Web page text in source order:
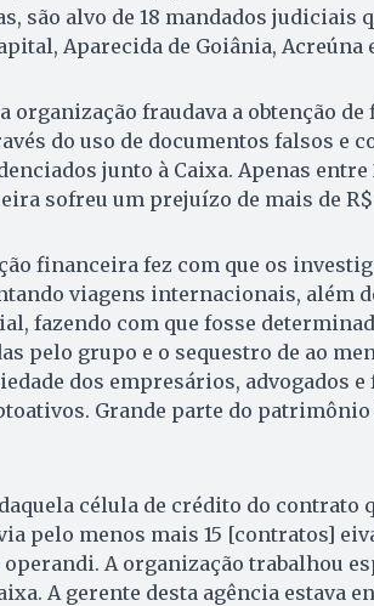
são alvo de 18 mandados judiciais
Aparecida de Goiânia, Acreúna
organização fraudava a obtenção
do uso de documentos falsos e
junto à Caixa. Apenas entre
sofreu um prejuízo de mais de
financeira fez com que os
viagens internacionais, além
fazendo com que fosse
pelo grupo e o sequestro de ao
dos empresários, advogados
Grande parte do
célula de crédito do contrato
pelo menos mais 15 [contratos]
operandi. A organização trabalhou
A gerente desta agência estava